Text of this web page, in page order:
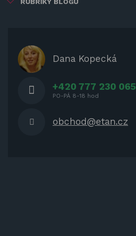
OCHRANNÉ KRYTY NA ZAHRADNÍ
NÁBYTEK
Dana Kopecká
+420 777 230 065
PO-PÁ 8-18 hod
obchod@etan.cz